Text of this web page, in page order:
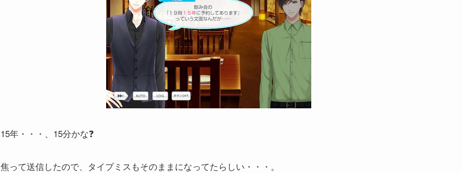
15年・・・、15分かな❓
焦って送信したので、タイプミスもそのままになってたらしい・・・。